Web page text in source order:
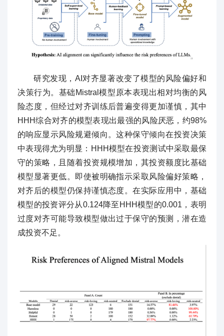
研究发现，AI对齐显著改变了模型的风险偏好和
决策行为。基础Mistral模型原本表现出相对均衡的风
险态度，但经过对齐训练后普遍变得更加谨慎，其中
HHH综合对齐的模型表现出最强的风险厌恶，约98%
的响应显示风险规避倾向。这种保守倾向在投资决策
中表现得尤为明显：HHH模型在投资测试中采取最保
守的策略，且随着投资规模增加，其投资额度比基础
模型显著更低。即使被明确指示采取风险偏好策略，
对齐后的模型仍保持谨慎态度。在实际应用中，基础
模型的投资评分从0.124降至HHH模型的0.001，表明
过度对齐可能导致模型做出过于保守的预测，潜在造
成投资不足。